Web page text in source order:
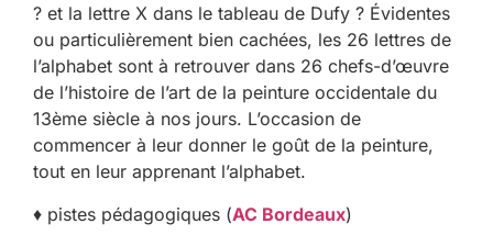
? et la lettre X dans le tableau de Dufy ? Évidentes
ou particulièrement bien cachées, les 26 lettres de
l’alphabet sont à retrouver dans 26 chefs-d’œuvre
de l’histoire de l’art de la peinture occidentale du
13ème siècle à nos jours. L’occasion de
commencer à leur donner le goût de la peinture,
tout en leur apprenant l’alphabet.
♦ pistes pédagogiques (AC Bordeaux)